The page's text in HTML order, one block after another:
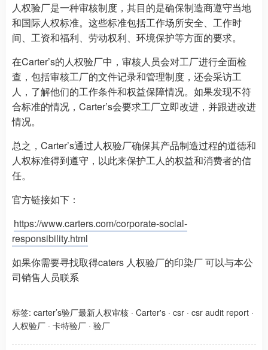
人权验厂是一种审核制度，其目的是确保制造商遵守当地
和国际人权标准。这些标准包括工作场所安全、工作时
间、工资和福利、劳动权利、环境保护等方面的要求。
在Carter’s的人权验厂中，审核人员会对工厂进行全面检
查，包括审核工厂的文件记录和管理制度，还会采访工
人，了解他们的工作条件和权益保障情况。如果发现不符
合标准的情况，Carter’s会要求工厂立即改进，并跟进改进
情况。
总之，Carter’s通过人权验厂确保其产品制造过程的道德和
人权标准得到遵守，以此来保护工人的权益和消费者的信
任。
官方链接如下：
https://www.carters.com/corporate-social-
responsibility.html
如果你需要寻找取得caters 人权验厂的印染厂 可以与本公
司销售人员联系
标签: carter’s验厂最新人权审核 · Carter's · csr · csr audit report ·
人权验厂 · 卡特验厂 · 验厂